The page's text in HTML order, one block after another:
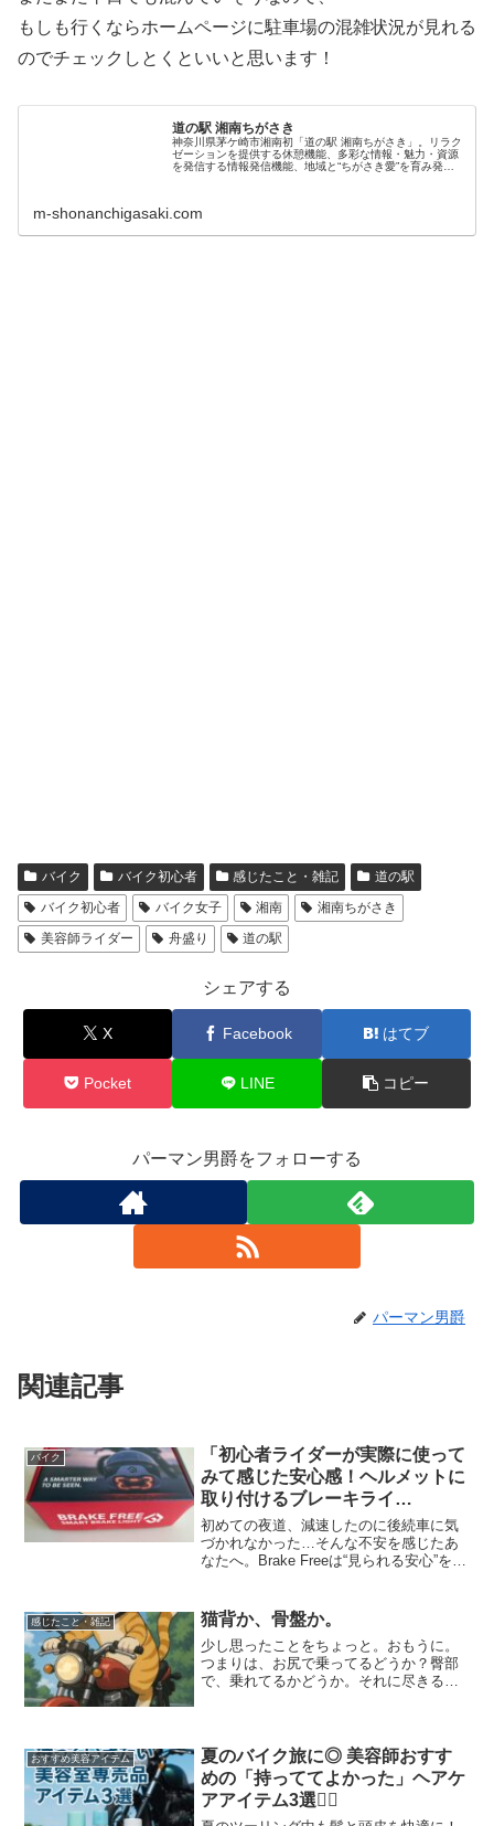
もしも行くならホームページに駐車場の混雑状況が見れる
のでチェックしとくといいと思います！
道の駅 湘南ちがさき
神奈川県茅ケ崎市湘南初「道の駅 湘南ちがさき」。リラク
ゼーションを提供する休憩機能、多彩な情報・魅力・資源
を発信する情報発信機能、地域と“ちがさき愛”を育み発信
m-shonanchigasaki.com
バイク バイク初心者 感じたこと・雑記
道の駅
バイク初心者
バイク女子 湘南
湘南ちがさき
美容師ライダー
舟盛り 道の駅
シェアする
X Facebook はてブ
Pocket LINE コピー
パーマン男爵をフォローする
パーマン男爵
関連記事
バイク
「初心者ライダーが実際に使って
みて感じた安心感！ヘルメットに
取り付けるブレーキライ
ト“Brake Free”とは？」
初めての夜道、減速したのに後続車に気
づかれなかった…そんな不安を感じたあ
なたへ。Brake Freeは“見られる安心”をヘ
ビューします。
感じたこと・雑記 猫背か、骨盤か。
少し思ったことをちょっと。おもうに。
つまりは、お尻で乗ってるどうか？臀部
で、乗れてるかどうか。それに尽きると
か。初心者です🔰www
おすすめ美容アイテム
夏のバイク旅に◎ 美容師おすす
めの「持っててよかった」ヘアケ
アアイテム3選💇‍♀️